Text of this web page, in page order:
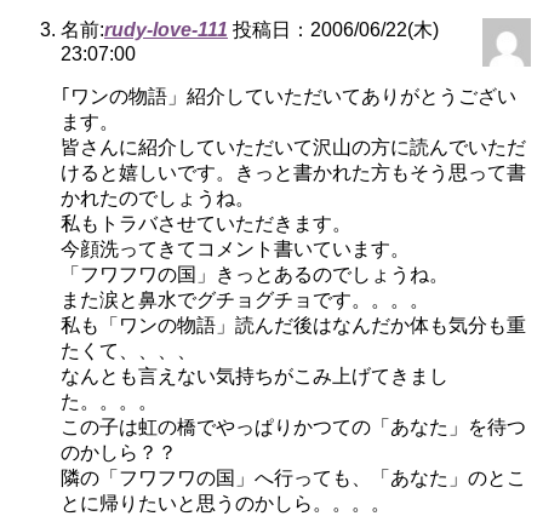
名前:rudy-love-111 投稿日：2006/06/22(木)
23:07:00
｢ワンの物語」紹介していただいてありがとうござい
ます。
皆さんに紹介していただいて沢山の方に読んでいただ
けると嬉しいです。きっと書かれた方もそう思って書
かれたのでしょうね。
私もトラバさせていただきます。
今顔洗ってきてコメント書いています。
「フワフワの国」きっとあるのでしょうね。
また涙と鼻水でグチョグチョです。。。。
私も「ワンの物語」読んだ後はなんだか体も気分も重
たくて、、、、
なんとも言えない気持ちがこみ上げてきまし
た。。。。
この子は虹の橋でやっぱりかつての「あなた」を待つ
のかしら？？
隣の「フワフワの国」へ行っても、「あなた」のとこ
とに帰りたいと思うのかしら。。。。